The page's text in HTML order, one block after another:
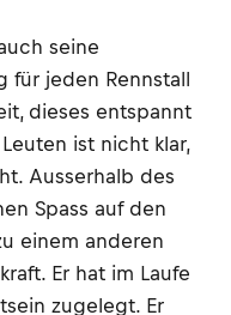
seine
für jeden Rennstall
dieses entspannt
ist nicht klar,
Ausserhalb des
Spass auf den
einem anderen
Er hat im Laufe
zugelegt. Er